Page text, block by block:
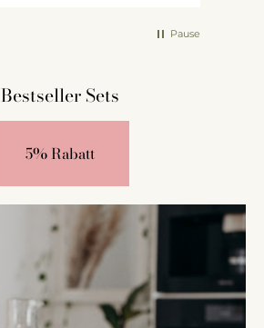
Pause
Bestseller Sets
5% Rabatt